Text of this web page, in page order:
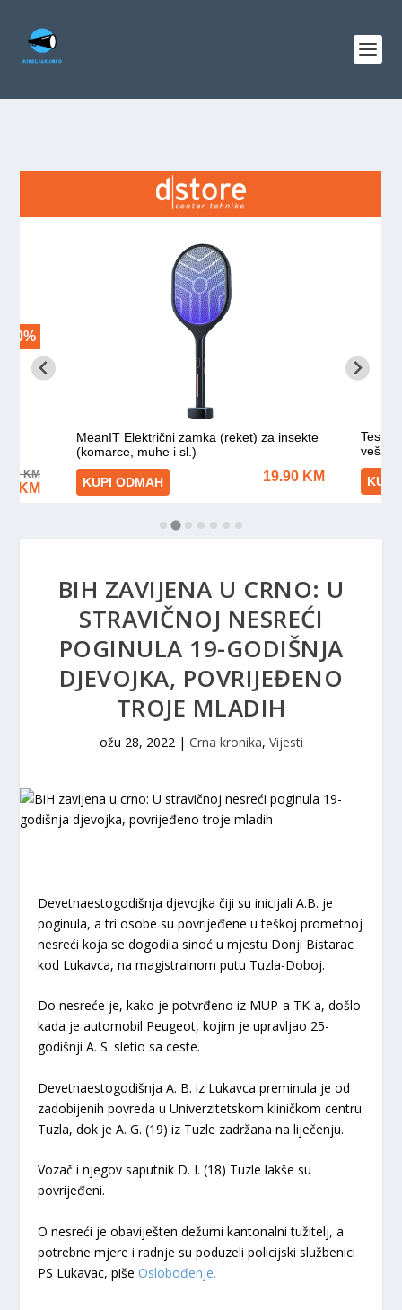
BIH ZAVIJENA U CRNO: U
STRAVIČNOJ NESREĆI
POGINULA 19-GODIŠNJA
DJEVOJKA, POVRIJEĐENO
TROJE MLADIH
ožu 28, 2022| Crna kronika, Vijesti
Devetnaestogodišnja djevojka čiji su inicijali A.B. je
poginula, a tri osobe su povrijeđene u teškoj prometnoj
nesreći koja se dogodila sinoć u mjestu Donji Bistarac
kod Lukavca, na magistralnom putu Tuzla-Doboj.
Do nesreće je, kako je potvrđeno iz MUP-a TK-a, došlo
kada je automobil Peugeot, kojim je upravljao 25-
godišnji A. S. sletio sa ceste.
Devetnaestogodišnja A. B. iz Lukavca preminula je od
zadobijenih povreda u Univerzitetskom kliničkom centru
Tuzla, dok je A. G. (19) iz Tuzle zadržana na liječenju.
Vozač i njegov saputnik D. I. (18) Tuzle lakše su
povrijeđeni.
O nesreći je obaviješten dežurni kantonalni tužitelj, a
potrebne mjere i radnje su poduzeli policijski službenici
PS Lukavac, pišeOslobođenje.